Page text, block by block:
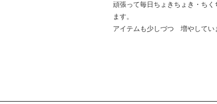
頑張って毎日ちょきちょき・ちく
ます。
アイテムも少しづつ 増やしてい